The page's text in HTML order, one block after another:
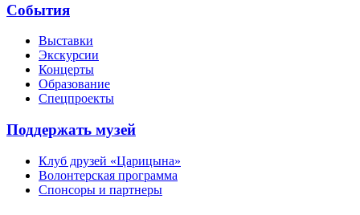
События
Выставки
Экскурсии
Концерты
Образование
Спецпроекты
Поддержать музей
Клуб друзей «Царицына»
Волонтерская программа
Спонсоры и партнеры